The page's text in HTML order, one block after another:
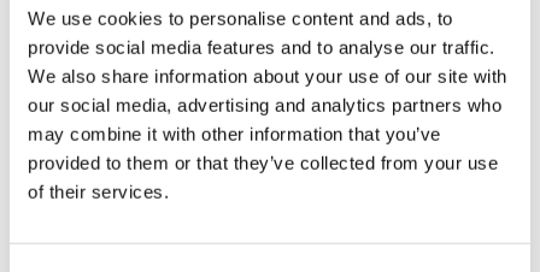
We use cookies to personalise content and ads, to
provide social media features and to analyse our traffic.
We also share information about your use of our site with
our social media, advertising and analytics partners who
may combine it with other information that you’ve
provided to them or that they’ve collected from your use
of their services.
IN WINKELWAGEN
Bestellingen die op werkdagen vóór 12:00 uur
worden geplaatst, worden dezelfde dag verzonden
Gratis verzending voor orders boven € 50,- binnen